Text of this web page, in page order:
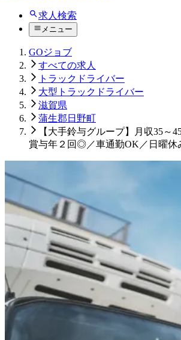
求人検索
メニュー
GOジョブ
すべての求人
トラックドライバー
大型トラックドライバー
滋賀県
蒲生郡日野町
【大手鈴与グループ】月収35～
賞与年２回◎／車通勤OK／日曜休